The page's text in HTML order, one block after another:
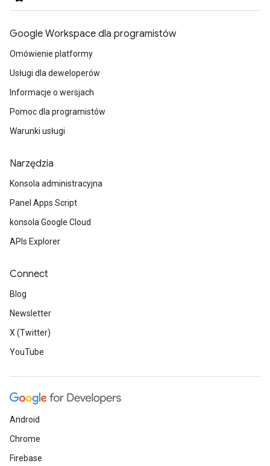
Google Workspace dla programistów
Omówienie platformy
Usługi dla deweloperów
Informacje o wersjach
Pomoc dla programistów
Warunki usługi
Narzędzia
Konsola administracyjna
Panel Apps Script
konsola Google Cloud
APIs Explorer
Connect
Blog
Newsletter
X (Twitter)
YouTube
Android
Chrome
Firebase